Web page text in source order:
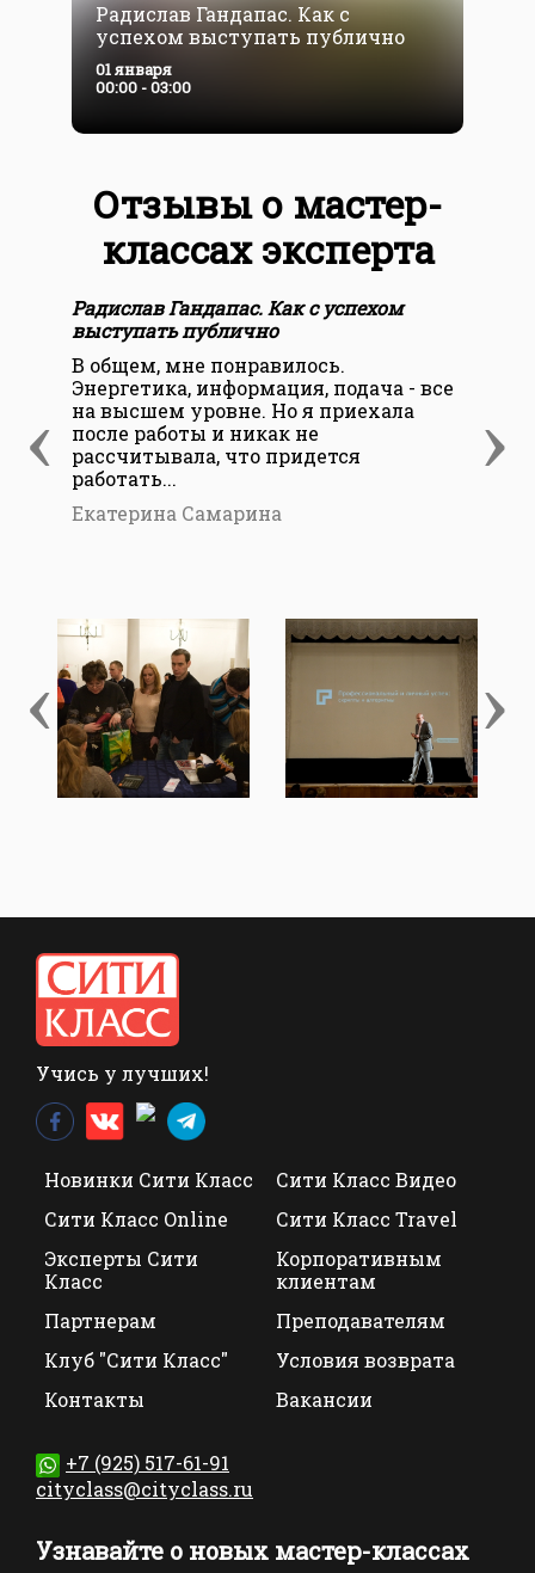
Радислав Гандапас. Как с
успехом выступать публично
01 января
00:00 - 03:00
Отзывы о мастер-
классах эксперта
‹ ›
Радислав Гандапас. Как с успехом
выступать публично
В общем, мне понравилось.
Энергетика, информация, подача - все
на высшем уровне. Но я приехала
после работы и никак не
рассчитывала, что придется
работать...
Екатерина Самарина
‹ ›
Учись у лучших!
Новинки Сити Класс
Сити Класс Видео
Сити Класс Online
Сити Класс Travel
Эксперты Сити
Класс
Корпоративным
клиентам
Партнерам
Преподавателям
Клуб "Сити Класс"
Условия возврата
Контакты
Вакансии
+7 (925) 517-61-91
cityclass@cityclass.ru
Узнавайте о новых мастер-классах